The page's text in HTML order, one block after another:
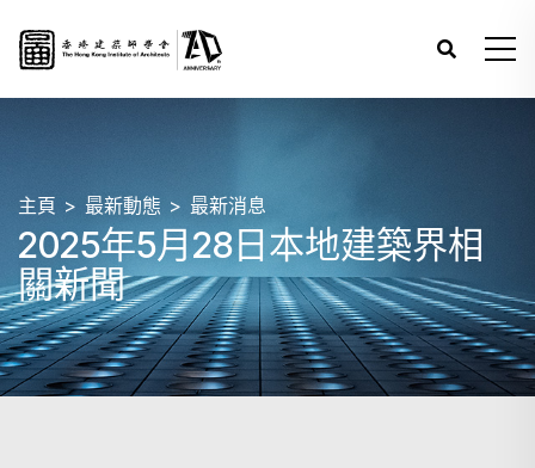
主頁 最新動態 最新消息
2025年5月28日本地建築界相
關新聞